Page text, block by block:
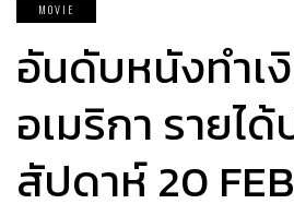
MOVIE
อันดับหนังทำเ
อเมริกา รายได้
สัปดาห์ 20